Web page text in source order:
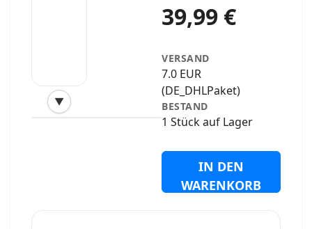
▼
‹
39,99 €
VERSAND
7.0 EUR
(DE_DHLPaket)
BESTAND
1 Stück auf Lager
IN DEN
WARENKORB